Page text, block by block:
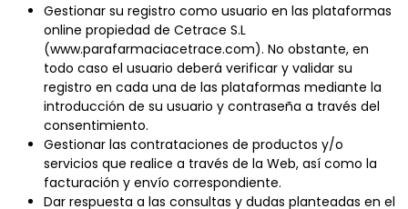
Gestionar su registro como usuario en las plataformas
online propiedad de Cetrace S.L
(www.parafarmaciacetrace.com). No obstante, en
todo caso el usuario deberá verificar y validar su
registro en cada una de las plataformas mediante la
introducción de su usuario y contraseña a través del
consentimiento.
Gestionar las contrataciones de productos y/o
servicios que realice a través de la Web, así como la
facturación y envío correspondiente.
Dar respuesta a las consultas y dudas planteadas en el